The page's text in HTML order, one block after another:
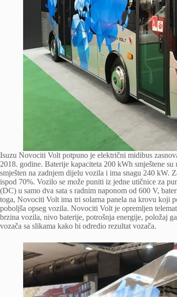
Isuzu Novociti Volt potpuno je električni midibus
2018. godine. Baterije kapaciteta 200 kWh smještene
smješten na zadnjem dijelu vozila i ima snagu 240 kW.
ispod 70%. Vozilo se može puniti iz jedne utičnice za
(DC) u samo dva sata s radnim naponom od 600 V,
toga, Novociti Volt ima tri solarna panela na krovu koji
poboljša opseg vozila. Novociti Volt je opremljen
brzina vozila, nivo baterije, potrošnja energije, položaj
vozača sa slikama kako bi odredio rezultat vozača.